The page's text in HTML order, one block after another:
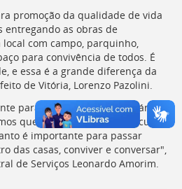
promoção da qualidade de vida
entregando as obras de
com campo, parquinho,
para convivência de todos. É
e essa é a grande diferença da
de Vitória, Lorenzo Pazolini.
para a comunidade, uma área
que quando as famílias ocupam
é importante para passar
das casas, conviver e conversar",
de Serviços Leonardo Amorim.